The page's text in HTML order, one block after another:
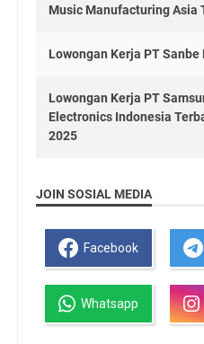
Music Manufacturing Asia
Lowongan Kerja PT Sanbe
Lowongan Kerja PT
Electronics Indonesia
2025
JOIN SOSIAL MEDIA
Facebook
Whatsapp